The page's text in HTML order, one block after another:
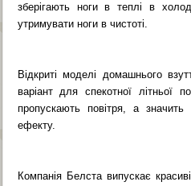
зберігають ноги в теплі в
утримувати ноги в чистоті.
Відкриті моделі домашнього
варіант для спекотної літньої
пропускають повітря, а
ефекту.
Компанія Белста випускає